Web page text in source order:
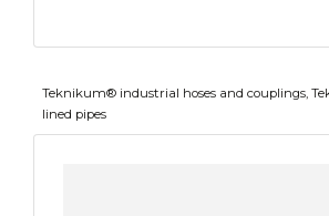
Teknikum® industrial hoses and couplings,
lined pipes